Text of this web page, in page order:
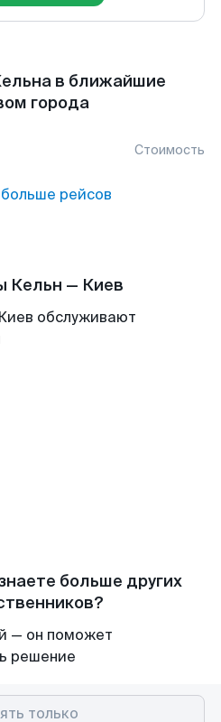
в ближайшие
города
Стоимость
рейсов
Кельн — Киев
обслуживают
больше других
— он поможет
решение